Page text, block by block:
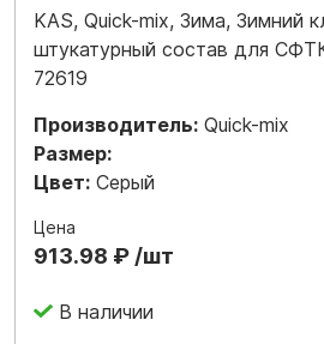
KAS, Quick-mix, Зима, Зимний
штукатурный состав для
72619
Производитель: Quick-mix
Размер:
Цвет: Серый
Цена
913.98 ₽ /шт
В наличии